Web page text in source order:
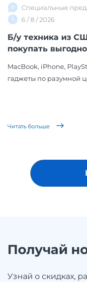
Специальные
6 / 8 / 2026
Б/у техника из
покупать
MacBook, iPhone,
гаджеты по разумной
Читать больше
Получай
Узнай о скидках,